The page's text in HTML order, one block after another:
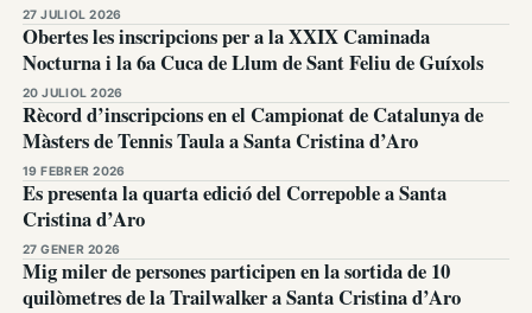
27 JULIOL 2026
Obertes les inscripcions per a la XXIX Caminada
Nocturna i la 6a Cuca de Llum de Sant Feliu de Guíxols
20 JULIOL 2026
Rècord d’inscripcions en el Campionat de Catalunya de
Màsters de Tennis Taula a Santa Cristina d’Aro
19 FEBRER 2026
Es presenta la quarta edició del Correpoble a Santa
Cristina d’Aro
27 GENER 2026
Mig miler de persones participen en la sortida de 10
quilòmetres de la Trailwalker a Santa Cristina d’Aro